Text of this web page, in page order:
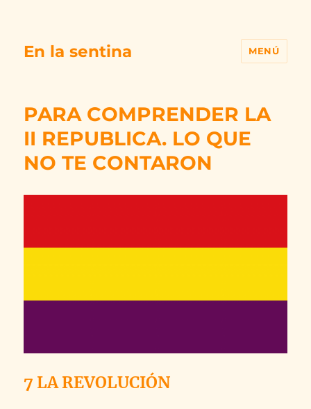
En la sentina MENÚ
PARA COMPRENDER LA
II REPUBLICA. LO QUE
NO TE CONTARON
7 LA REVOLUCIÓN